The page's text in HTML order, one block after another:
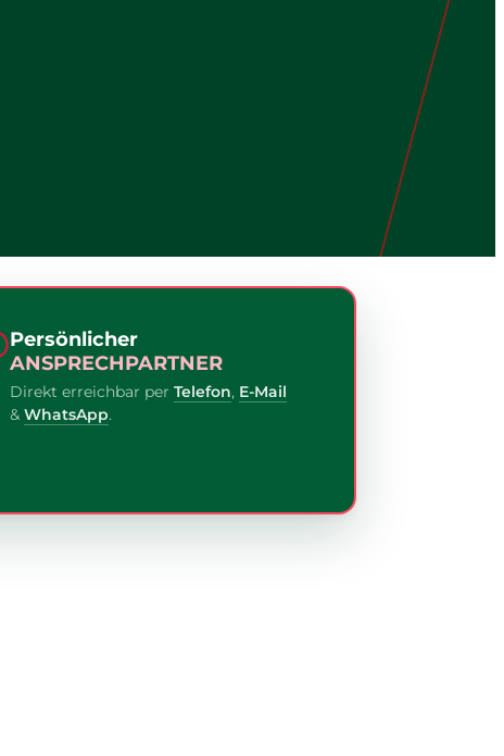
Persönlicher
ANSPRECHPARTNER
Direkt erreichbar perTelefon, E-Mail
&WhatsApp.